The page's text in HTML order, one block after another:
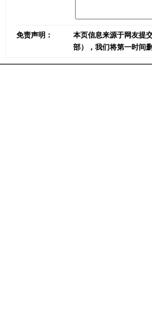
免责声明：
本页信息来源于网友提
部），我们将第一时间